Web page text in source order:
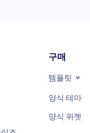
구매
템플릿
양식 테마
양식 위젯